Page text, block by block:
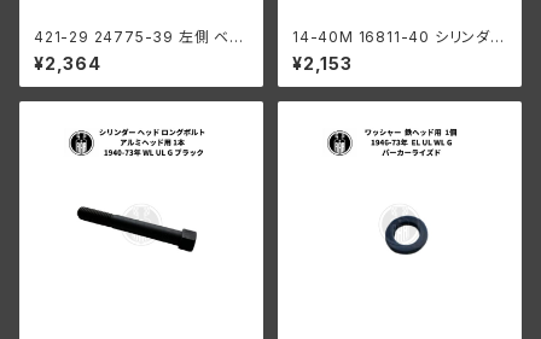
421-29 24775-39 左側 ベア
リング エンド オイルシリンダー
ハーレーダビッドソン 1940-52
年 WL G 初期型のブッシング
¥2,364
14-40M 16811-40 シリンダー
ヘッド ショートボルト アルミヘッ
ド用 1本 ハーレーダビッドソン 1
940-73年 WL UL G ブラック
¥2,153